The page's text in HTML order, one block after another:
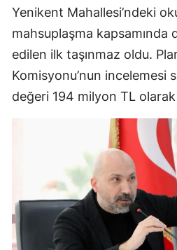
Yenikent Mahallesi’ndeki
mahsuplaşma kapsamında
edilen ilk taşınmaz oldu.
Komisyonu’nun incelemesi
değeri 194 milyon TL